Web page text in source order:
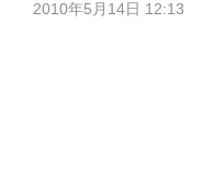
2010年5月14日 12:13